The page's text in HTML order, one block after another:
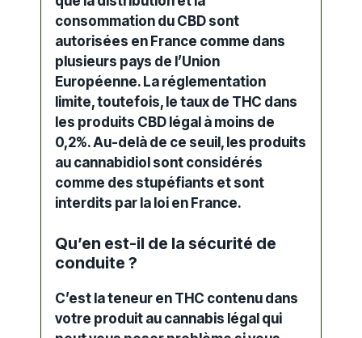
consommation du CBD sont
autorisées en France comme dans
plusieurs pays de l’Union
Européenne. La réglementation
limite, toutefois, le taux de THC dans
les produits CBD légal à moins de
0,2%. Au-delà de ce seuil, les produits
au cannabidiol sont considérés
comme des stupéfiants et sont
interdits par la loi en France.
Qu’en est-il de la sécurité de
conduite ?
C’est lateneur en THC contenu dans
votre produit au cannabis légal qui